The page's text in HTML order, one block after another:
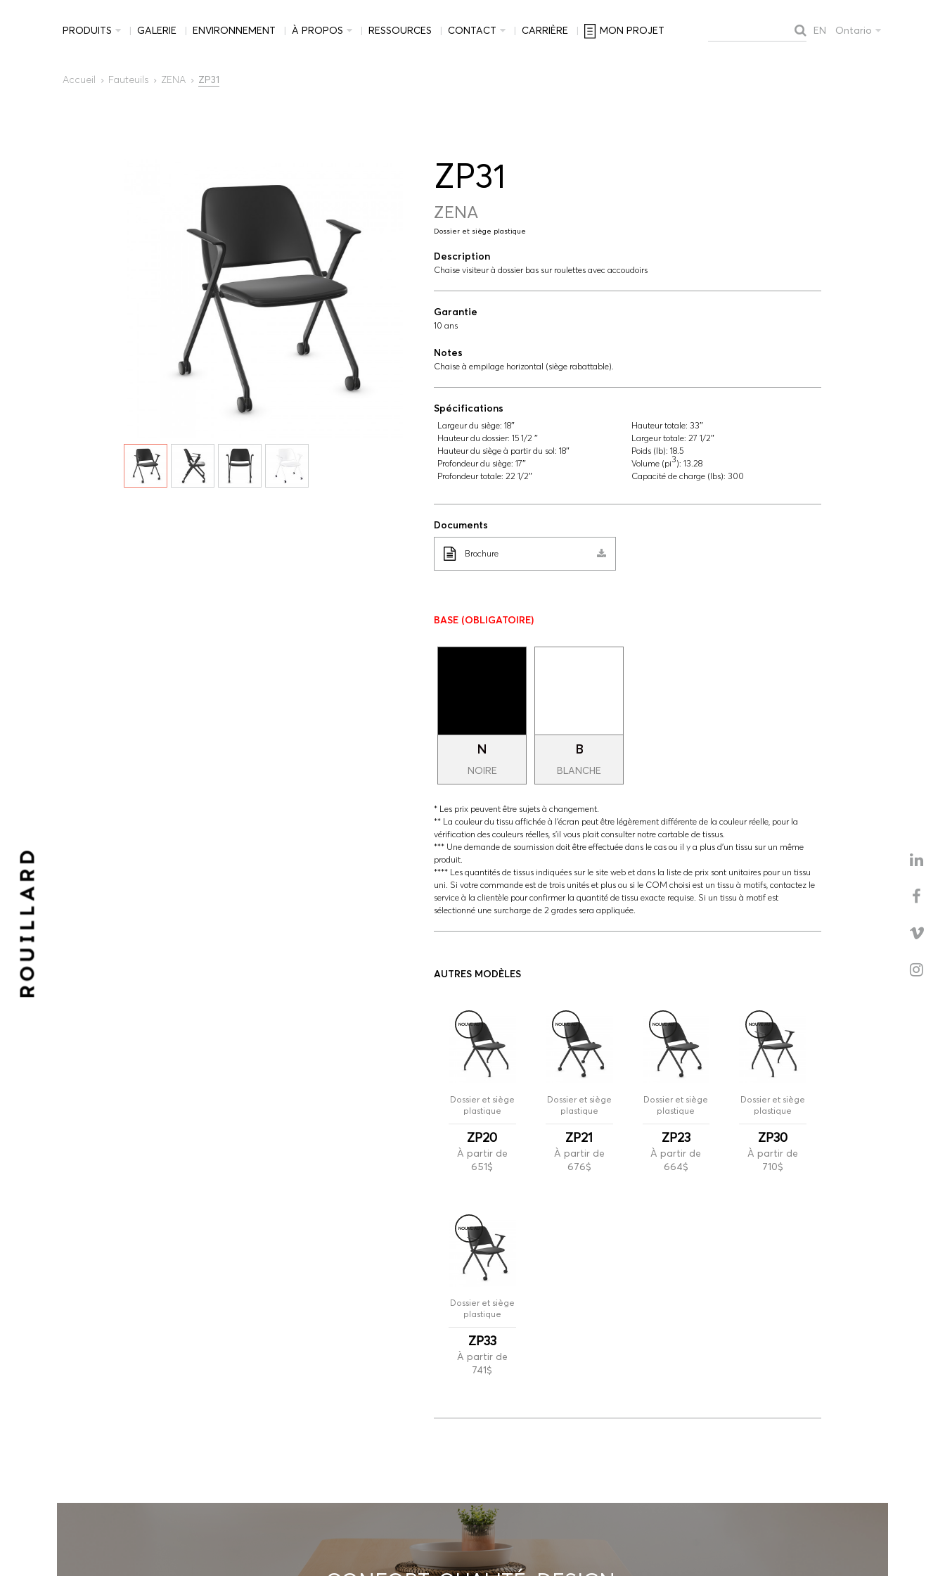
PRODUITS GALERIE ENVIRONNEMENT À PROPOS RESSOURCES CONTACT CARRIÈRE MON PROJET EN Ontario
Accueil Fauteuils ZENA ZP31
ZP31
ZENA
Dossier et siège plastique
Description
Chaise visiteur à dossier bas sur roulettes avec accoudoirs
Garantie
10 ans
Notes
Chaise à empilage horizontal (siège rabattable).
Spécifications
Largeur du siège: 18″
Hauteur du dossier: 15 1/2 ″
Hauteur du siège à partir du sol: 18″
Profondeur du siège: 17″
Profondeur totale: 22 1/2″
Hauteur totale: 33″
Largeur totale: 27 1/2″
Poids (lb): 18.5
Volume (pi3): 13.28
Capacité de charge (lbs): 300
Documents
Brochure
BASE (OBLIGATOIRE)
N
NOIRE
B
BLANCHE
* Les prix peuvent être sujets à changement.
** La couleur du tissu affichée à l'écran peut être légèrement différente de la couleur réelle, pour la
vérification des couleurs réelles, s'il vous plait consulter notre cartable de tissus.
*** Une demande de soumission doit être effectuée dans le cas ou il y a plus d'un tissu sur un même
produit.
**** Les quantités de tissus indiquées sur le site web et dans la liste de prix sont unitaires pour un tissu
uni. Si votre commande est de trois unités et plus ou si le COM choisi est un tissu à motifs, contactez le
service à la clientèle pour confirmer la quantité de tissu exacte requise. Si un tissu à motif est
sélectionné une surcharge de 2 grades sera appliquée.
AUTRES MODÈLES
NOUVEAU
Dossier et siège
plastique
ZP20
À partir de
651$
NOUVEAU
Dossier et siège
plastique
ZP21
À partir de
676$
NOUVEAU
Dossier et siège
plastique
ZP23
À partir de
664$
NOUVEAU
Dossier et siège
plastique
ZP30
À partir de
710$
NOUVEAU
Dossier et siège
plastique
ZP33
À partir de
741$